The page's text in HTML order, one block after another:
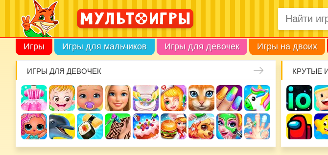
Игры Игры для мальчиков Игры для девочек Игры на двоих
ИГРЫ ДЛЯ ДЕВОЧЕК КРУТЫЕ